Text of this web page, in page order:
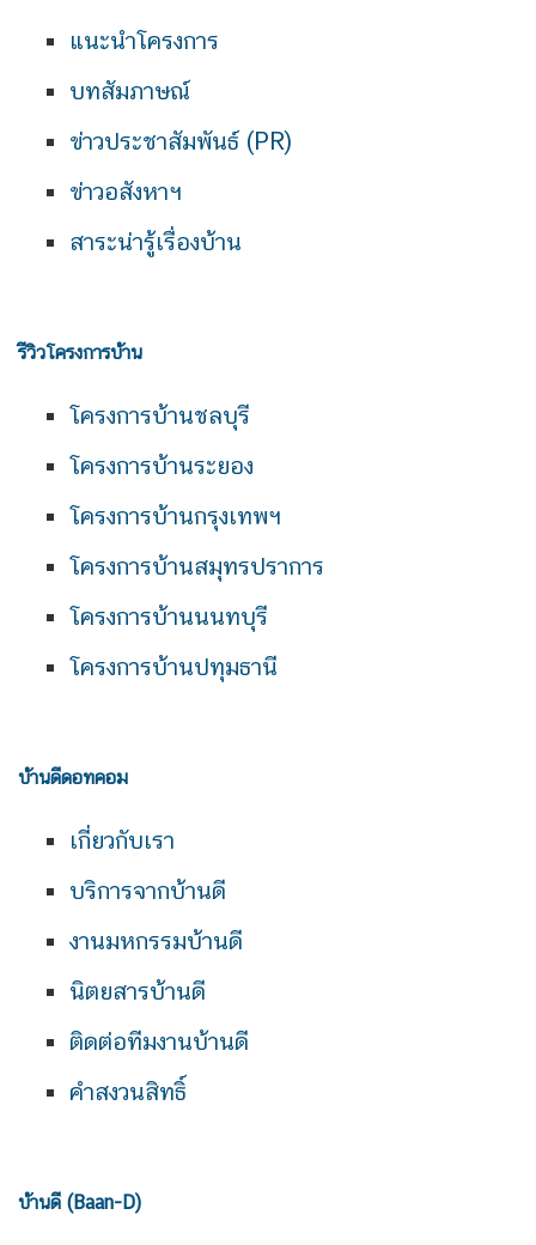
แนะนำโครงการ
บทสัมภาษณ์
ข่าวประชาสัมพันธ์ (PR)
ข่าวอสังหาฯ
สาระน่ารู้เรื่องบ้าน
รีวิวโครงการบ้าน
โครงการบ้านชลบุรี
โครงการบ้านระยอง
โครงการบ้านกรุงเทพฯ
โครงการบ้านสมุทรปราการ
โครงการบ้านนนทบุรี
โครงการบ้านปทุมธานี
บ้านดีดอทคอม
เกี่ยวกับเรา
บริการจากบ้านดี
งานมหกรรมบ้านดี
นิตยสารบ้านดี
ติดต่อทีมงานบ้านดี
คำสงวนสิทธิ์
บ้านดี (Baan-D)